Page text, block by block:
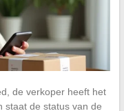
de verkoper heeft het
staat de status van de